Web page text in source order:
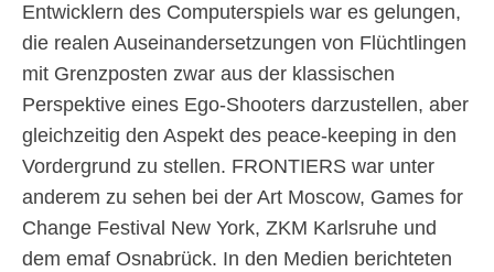
Entwicklern des Computerspiels war es gelungen,
die realen Auseinandersetzungen von Flüchtlingen
mit Grenzposten zwar aus der klassischen
Perspektive eines Ego-Shooters darzustellen, aber
gleichzeitig den Aspekt des peace-keeping in den
Vordergrund zu stellen. FRONTIERS war unter
anderem zu sehen bei der Art Moscow, Games for
Change Festival New York, ZKM Karlsruhe und
dem emaf Osnabrück. In den Medien berichteten